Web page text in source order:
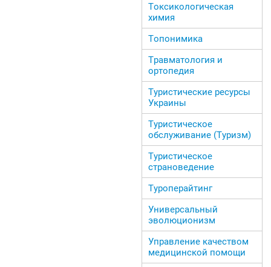
Токсикологическая
химия
Топонимика
Травматология и
ортопедия
Туристические ресурсы
Украины
Туристическое
обслуживание (Туризм)
Туристическое
страноведение
Туроперайтинг
Универсальный
эволюционизм
Управление качеством
медицинской помощи